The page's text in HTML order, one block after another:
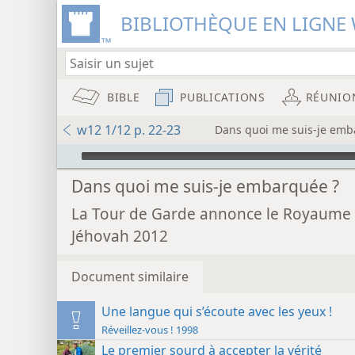
BIBLIOTHÈQUE EN
BIBLE PUBLICATIONS
w12 1/12 p. 22-23 Dans quoi me suis-je
Audio Player
Dans quoi me suis-je embarquée ?
La Tour de Garde annonce le Royaume
Jéhovah 2012
Document similaire
Une langue qui s’écoute avec les yeux !
Réveillez-vous ! 1998
Le premier sourd à accepter la vérité